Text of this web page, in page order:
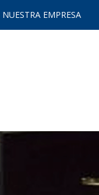
NUESTRA EMPRESA